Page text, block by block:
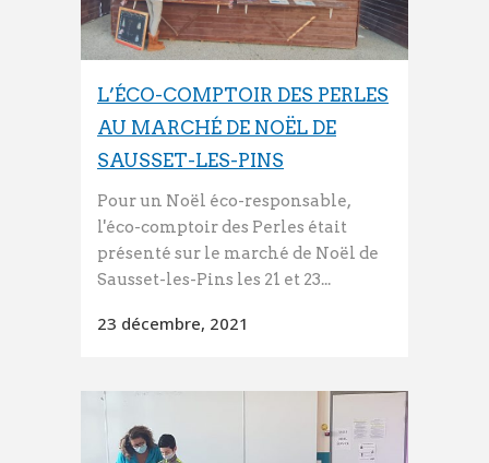
L’ÉCO-COMPTOIR DES PERLES
AU MARCHÉ DE NOËL DE
SAUSSET-LES-PINS
Pour un Noël éco-responsable,
l'éco-comptoir des Perles était
présenté sur le marché de Noël de
Sausset-les-Pins les 21 et 23...
23 décembre, 2021